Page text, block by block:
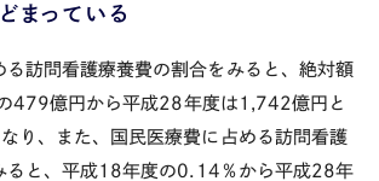
まっている
る訪問看護療養費の割合をみると、絶対額
479億円から平成28年度は 1,742億円と
り、また、国民医療費に占める訪問看護
ると、平成18年度の0.14 ％から平成28年